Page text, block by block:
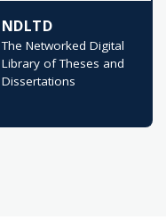
NDLTD
The Networked Digital
Library of Theses and
Dissertations